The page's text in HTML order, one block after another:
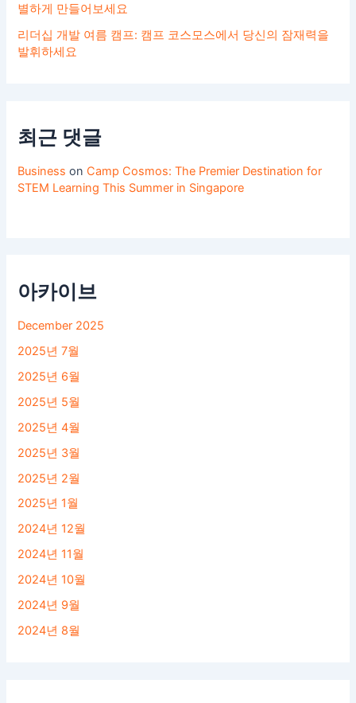
별하게 만들어보세요
리더십 개발 여름 캠프: 캠프 코스모스에서 당신의 잠재력을
발휘하세요
최근 댓글
Business on Camp Cosmos: The Premier Destination for
STEM Learning This Summer in Singapore
아카이브
December 2025
2025년 7월
2025년 6월
2025년 5월
2025년 4월
2025년 3월
2025년 2월
2025년 1월
2024년 12월
2024년 11월
2024년 10월
2024년 9월
2024년 8월